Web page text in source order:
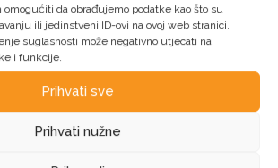
omogućiti da obrađujemo podatke kao što su
ili jedinstveni ID-ovi na ovoj web stranici.
suglasnosti može negativno utjecati na
i funkcije.
Prihvati sve
Prihvati nužne
Dodaj u košaricu